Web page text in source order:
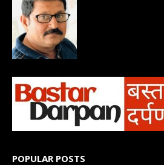
POPULAR POSTS